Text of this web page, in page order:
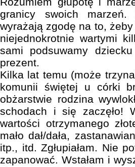
granicy swoich marzeń.
wyrażają zgodę na to,
niejednokrotnie wartymi
sami podsuwamy
prezent.
Kilka lat temu (może
komunii świętej u córki
obżarstwie rodzina
schodach i się zaczęło!
wartości otrzymanego
mało dał/dała,
itp., itd. Zgłupiałam. Nie
zapanować. Wstałam i